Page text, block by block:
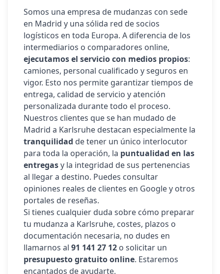
Somos una empresa de mudanzas con sede
en Madrid y una sólida red de socios
logísticos en toda Europa. A diferencia de los
intermediarios o comparadores online,
ejecutamos el servicio con medios propios:
camiones, personal cualificado y seguros en
vigor. Esto nos permite garantizar tiempos de
entrega, calidad de servicio y atención
personalizada durante todo el proceso.
Nuestros clientes que se han mudado de
Madrid a Karlsruhe destacan especialmente la
tranquilidad de tener un único interlocutor
para toda la operación, la puntualidad en las
entregasy la integridad de sus pertenencias
al llegar a destino. Puedes consultar
opiniones reales de clientes en Google y otros
portales de reseñas.
Si tienes cualquier duda sobre cómo preparar
tu mudanza a Karlsruhe, costes, plazos o
documentación necesaria, no dudes en
llamarnos al 91 141 27 12 o solicitar un
presupuesto gratuito online. Estaremos
encantados de ayudarte.